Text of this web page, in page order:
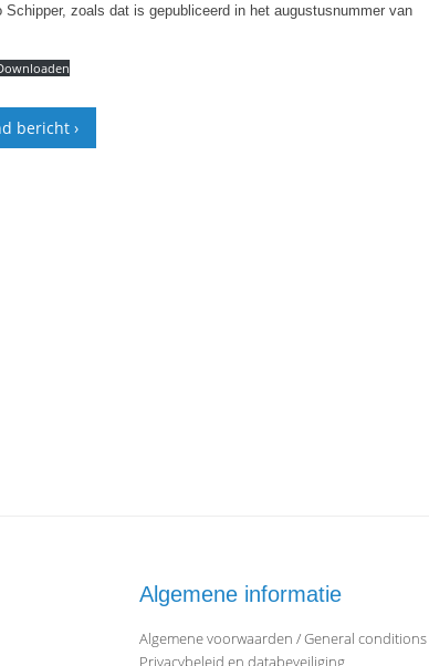
zoals dat is gepubliceerd in het augustusnummer van
bericht ›
Algemene informatie
Algemene voorwaarden / General conditions
Privacybeleid en databeveiliging